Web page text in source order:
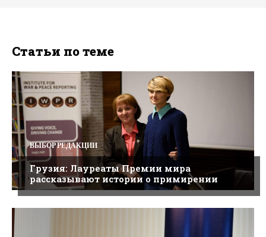
Статьи по теме
ВЫБОР РЕДАКЦИИ
Грузия: Лауреаты Премии мира
рассказывают истории о примирении